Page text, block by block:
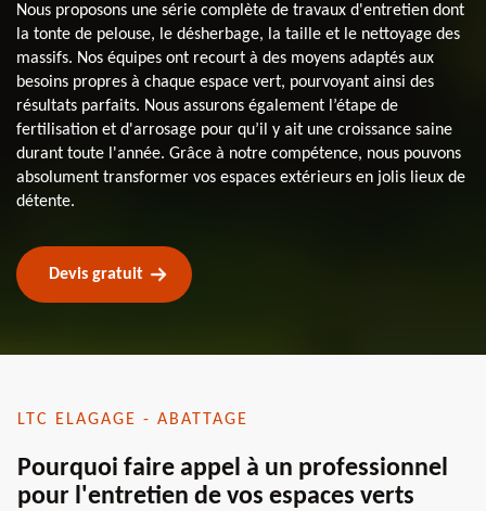
Nous proposons une série complète de travaux d'entretien dont
la tonte de pelouse, le désherbage, la taille et le nettoyage des
massifs. Nos équipes ont recourt à des moyens adaptés aux
besoins propres à chaque espace vert, pourvoyant ainsi des
résultats parfaits. Nous assurons également l’étape de
fertilisation et d'arrosage pour qu’il y ait une croissance saine
durant toute l'année. Grâce à notre compétence, nous pouvons
absolument transformer vos espaces extérieurs en jolis lieux de
détente.
Devis gratuit
LTC ELAGAGE - ABATTAGE
Pourquoi faire appel à un professionnel
pour l'entretien de vos espaces verts